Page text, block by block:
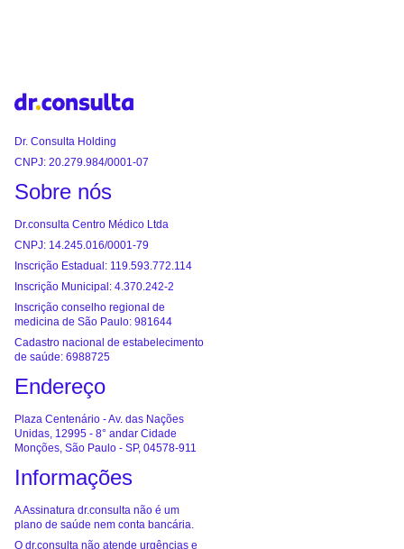
Dr. Consulta Holding
CNPJ: 20.279.984/0001-07
Sobre nós
Dr.consulta Centro Médico Ltda
CNPJ: 14.245.016/0001-79
Inscrição Estadual: 119.593.772.114
Inscrição Municipal: 4.370.242-2
Inscrição conselho regional de
medicina de São Paulo: 981644
Cadastro nacional de estabelecimento
de saúde: 6988725
Endereço
Plaza Centenário - Av. das Nações
Unidas, 12995 - 8° andar Cidade
Monções, São Paulo - SP, 04578-911
Informações
A Assinatura dr.consulta não é um
plano de saúde nem conta bancária.
O dr.consulta não atende urgências e